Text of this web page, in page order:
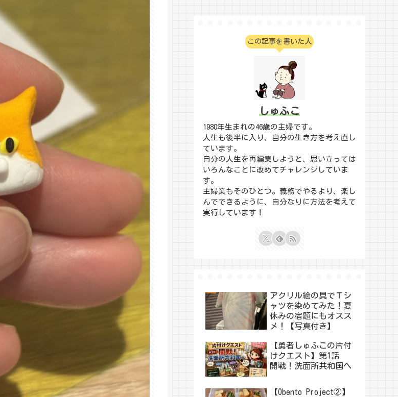
この記事を書いた人
しゅふこ
1980年生まれの46歳の主婦です。
人生も後半に入り、自分の生き方を考え直し
ています。
自分の人生を再編集しようと、思い立っては
いろんなことに改めてチャレンジしていま
す。
主婦業もそのひとつ。義務でやるより、楽し
んでできるように、自分なりに方法を考えて
実行しています！
アクリル絵の具でＴシ
ャツを染めてみた！夏
休みの宿題にもオスス
メ！【写真付き】
【勇者しゅふこの片付
けクエスト】第1話
開戦！洗面所共和国へ
【Obento Project②】